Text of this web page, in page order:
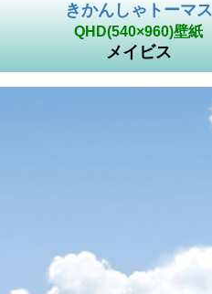
きかんしゃトーマス
QHD(540×960)壁紙
メイビス